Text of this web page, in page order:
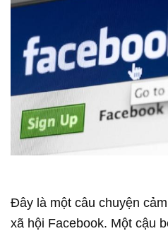
Đây là một câu chuyện
xã hội Facebook. Một cậu